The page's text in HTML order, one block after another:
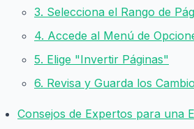
3. Selecciona el Rango de
4. Accede al Menú de
5. Elige "Invertir Páginas"
6. Revisa y Guarda los
Consejos de Expertos para una